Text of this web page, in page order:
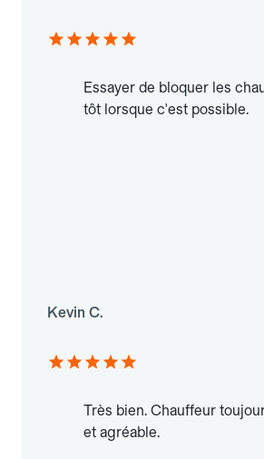
Essayer de bloquer les
tôt lorsque c'est possible.
Kevin C.
Très bien. Chauffeur
et agréable.